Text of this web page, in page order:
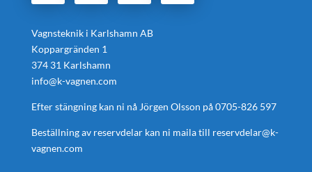
Vagnsteknik i Karlshamn AB
Koppargränden 1
374 31 Karlshamn
info@k-vagnen.com
Efter stängning kan ni nå Jörgen Olsson på0705-826 597
Beställning av reservdelar kan ni maila till reservdelar@k-
vagnen.com